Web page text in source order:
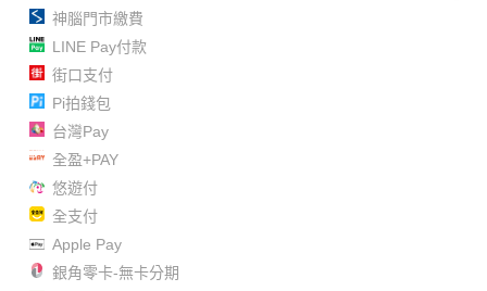
神腦門市繳費
LINE Pay付款
街口支付
Pi拍錢包
台灣Pay
全盈+PAY
悠遊付
全支付
Apple Pay
銀角零卡-無卡分期